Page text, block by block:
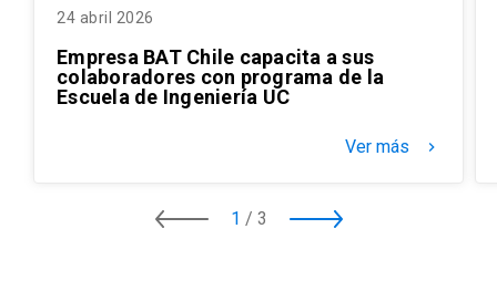
24 abril 2026
Empresa BAT Chile capacita a sus
colaboradores con programa de la
Escuela de Ingeniería UC
Ver más keyboard_arrow_right
1 / 3